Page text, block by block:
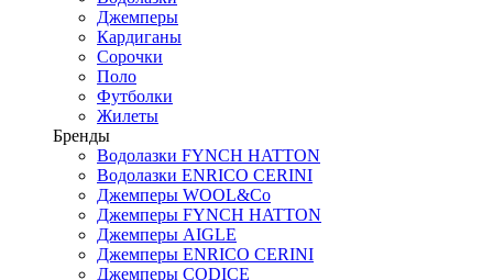
Джемперы
Кардиганы
Сорочки
Поло
Футболки
Жилеты
Бренды
Водолазки FYNCH HATTON
Водолазки ENRICO CERINI
Джемперы WOOL&Co
Джемперы FYNCH HATTON
Джемперы AIGLE
Джемперы ENRICO CERINI
Джемперы CODICE